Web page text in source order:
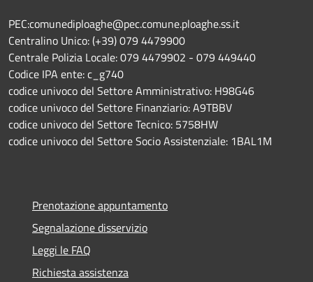
PEC:comunediploaghe@pec.comune.ploaghe.ss.it
Centralino Unico: (+39) 079 4479900
Centrale Polizia Locale: 079 4479902 - 079 449440
Codice IPA ente: c_g740
codice univoco del Settore Amministrativo: H98G46
codice univoco del Settore Finanziario: A9TBBV
codice univoco del Settore Tecnico: 5758HW
codice univoco del Settore Socio Assistenziale: 1BAL1M
Prenotazione appuntamento
Segnalazione disservizio
Leggi le FAQ
Richiesta assistenza